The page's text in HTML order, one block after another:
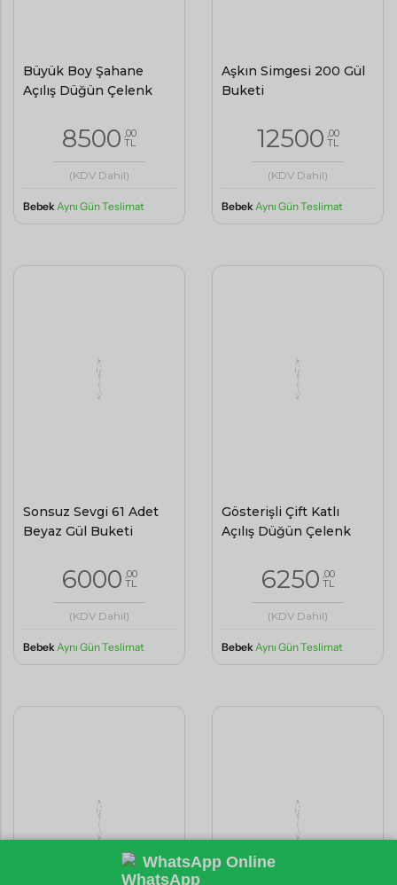
Büyük Boy Şahane
Açılış Düğün Çelenk
8500 ,00
TL
(KDV Dahil)
BebekAynı Gün Teslimat
Aşkın Simgesi 200 Gül
Buketi
12500 ,00
TL
(KDV Dahil)
BebekAynı Gün Teslimat
Sonsuz Sevgi 61 Adet
Beyaz Gül Buketi
6000 ,00
TL
(KDV Dahil)
Bebek Aynı Gün Teslimat
Gösterişli Çift Katlı
Açılış Düğün Çelenk
6250 ,00
TL
(KDV Dahil)
Bebek Aynı Gün Teslimat
WhatsApp Online